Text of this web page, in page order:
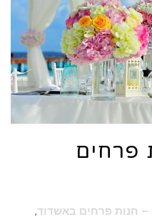
פרחים
– חנות פרחים באשדוד,